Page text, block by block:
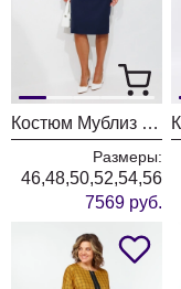
Костюм Мублиз 351 синий
Размеры:
46,48,50,52,54,56
7569 руб.